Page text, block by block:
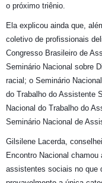
o próximo triênio.
Ela explicou ainda que,
coletivo de profissionais
Congresso Brasileiro de
Seminário Nacional sobre
racial; o Seminário
do Trabalho do Assistente
Nacional do Trabalho do
Seminário Nacional de
Gilsilene Lacerda,
Encontro Nacional chamou
assistentes sociais no que